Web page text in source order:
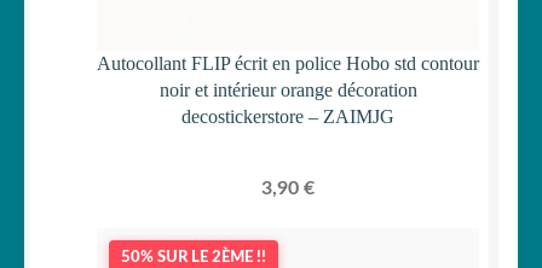
Autocollant FLIP écrit en police Hobo std contour
noir et intérieur orange décoration
decostickerstore – ZAIMJG
3,90 €
50% SUR LE 2ÈME !!